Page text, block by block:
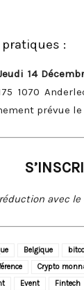
:
14
1070
prévue
avec le
Belgique
Crypto
Event Fintech